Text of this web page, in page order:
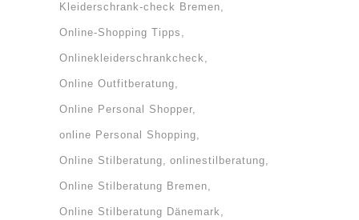
Kleiderschrank-check Bremen
Online-Shopping Tipps
Onlinekleiderschrankcheck
Online Outfitberatung
Online Personal Shopper
online Personal Shopping
Online Stilberatung onlinestilberatung
Online Stilberatung Bremen
Online Stilberatung Dänemark